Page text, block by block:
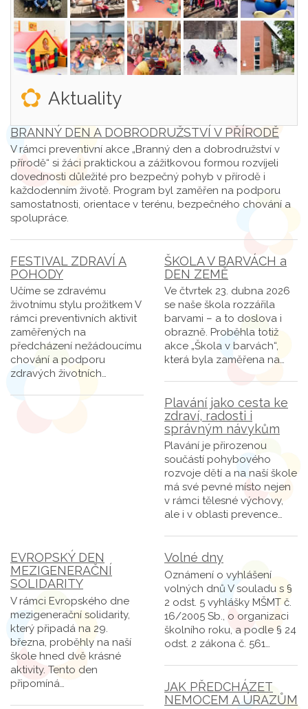
Aktuality
BRANNÝ DEN A DOBRODRUŽSTVÍ V PŘÍRODĚ
V rámci preventivní akce „Branný den a dobrodružství v
přírodě“ si žáci praktickou a zážitkovou formou rozvíjeli
dovednosti důležité pro bezpečný pohyb v přírodě i
každodenním životě. Program byl zaměřen na podporu
samostatnosti, orientace v terénu, bezpečného chování a
spolupráce.
FESTIVAL ZDRAVÍ A
POHODY
Učíme se zdravému
životnímu stylu prožitkem V
rámci preventivních aktivit
zaměřených na
předcházení nežádoucímu
chování a podporu
zdravých životních…
ŠKOLA V BARVÁCH a
DEN ZEMĚ
Ve čtvrtek 23. dubna 2026
se naše škola rozzářila
barvami – a to doslova i
obrazně. Proběhla totiž
akce „Škola v barvách“,
která byla zaměřena na…
Plavání jako cesta ke
zdraví, radosti i
správným návykům
Plavání je přirozenou
součástí pohybového
rozvoje dětí a na naší škole
má své pevné místo nejen
v rámci tělesné výchovy,
ale i v oblasti prevence…
EVROPSKÝ DEN
MEZIGENERAČNÍ
SOLIDARITY
V rámci Evropského dne
mezigenerační solidarity,
který připadá na 29.
března, proběhly na naší
škole hned dvě krásné
aktivity. Tento den
připomíná…
Volné dny
Oznámení o vyhlášení
volných dnů V souladu s §
2 odst. 5 vyhlášky MŠMT č.
16/2005 Sb., o organizaci
školního roku, a podle § 24
odst. 2 zákona č. 561…
JAK PŘEDCHÁZET
NEMOCEM A ÚRAZŮM